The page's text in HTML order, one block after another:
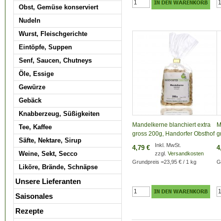
Mandelkerne blanchiert extra
gross 200g, Handorfer Obsthof
4,79 €
Inkl. MwSt.
zzgl. Versandkosten
Grundpreis =23,95 € / 1 kg
Obst, Gemüse konserviert
Nudeln
Wurst, Fleischgerichte
Eintöpfe, Suppen
Senf, Saucen, Chutneys
Öle, Essige
Gewürze
Gebäck
Knabberzeug, Süßigkeiten
Tee, Kaffee
Säfte, Nektare, Sirup
Weine, Sekt, Secco
Liköre, Brände, Schnäpse
Unsere Lieferanten
Saisonales
Rezepte